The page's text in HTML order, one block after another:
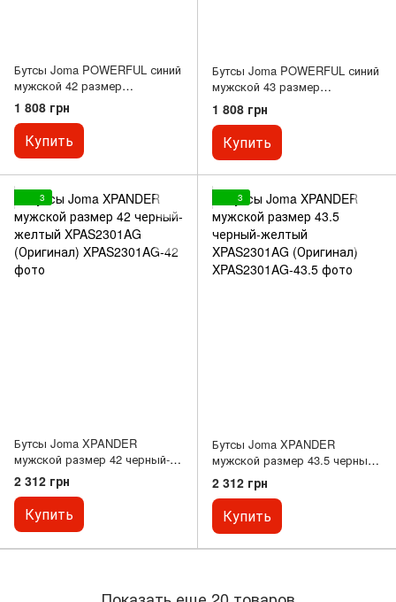
Бутсы Joma POWERFUL синий
мужской 42 размер
POWW2304AG (Оригинал)
1 808 грн
Купить
Бутсы Joma POWERFUL синий
мужской 43 размер
POWW2304AG (Оригинал)
1 808 грн
Купить
3
Бутсы Joma XPANDER
мужской размер 42 черный-
желтый XPAS2301AG
(Оригинал)
2 312 грн
Купить
3
Бутсы Joma XPANDER
мужской размер 43.5 черный-
желтый XPAS2301AG
(Оригинал)
2 312 грн
Купить